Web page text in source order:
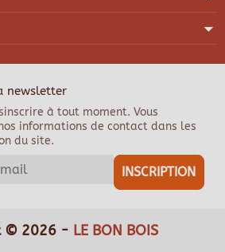
newsletter
à tout moment. Vous
informations de contact dans les
du site.
© 2026 - LE BON BOIS